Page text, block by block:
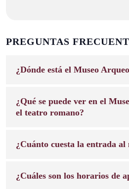
PREGUNTAS
¿Dónde está el Museo
¿Qué se puede ver en el
el teatro romano?
¿Cuánto cuesta la entrada al
¿Cuáles son los horarios de